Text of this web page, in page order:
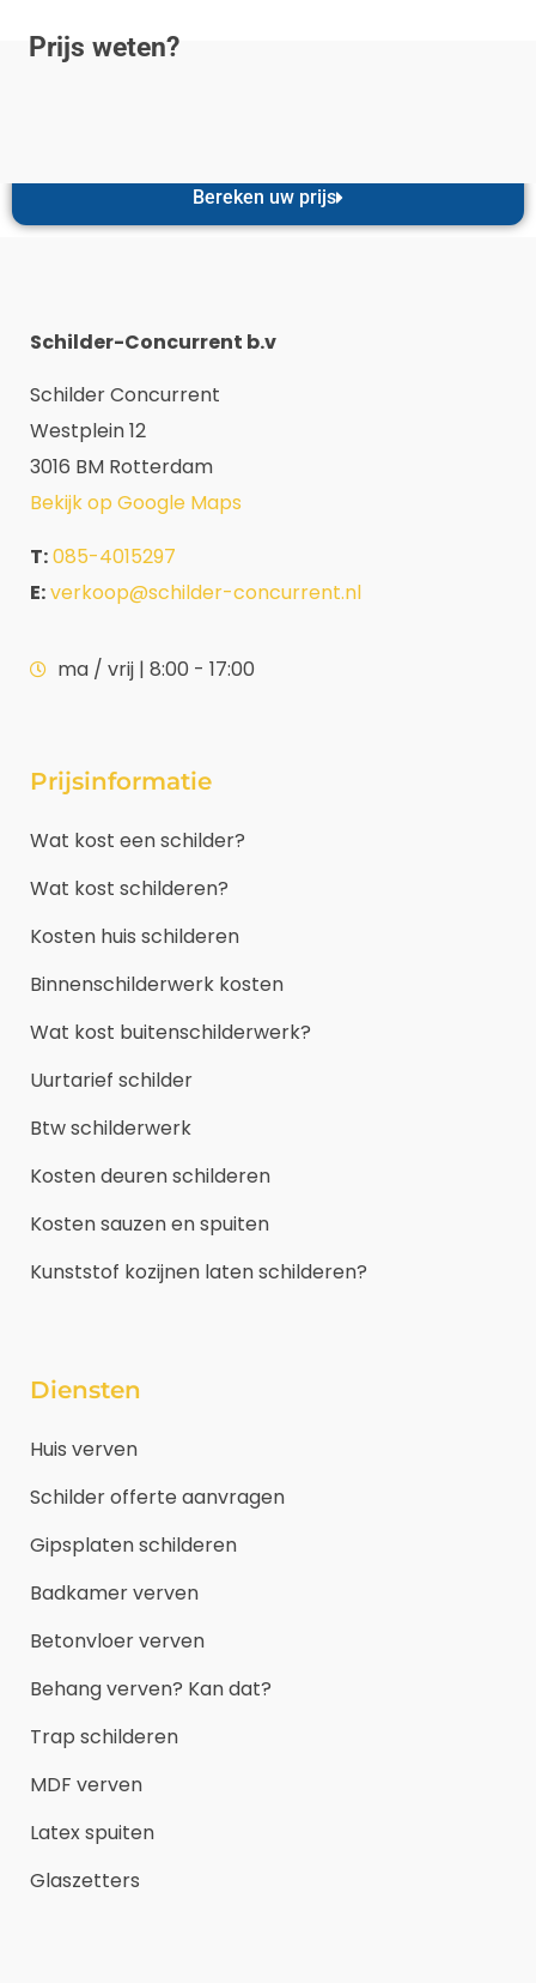
Prijs weten?
Bereken uw prijs
Schilder-Concurrent b.v
Schilder Concurrent
Westplein 12
3016 BM Rotterdam
Bekijk op Google Maps
T:085-4015297
E:verkoop@schilder-concurrent.nl
ma / vrij | 8:00 - 17:00
Prijsinformatie
Wat kost een schilder?
Wat kost schilderen?
Kosten huis schilderen
Binnenschilderwerk kosten
Wat kost buitenschilderwerk?
Uurtarief schilder
Btw schilderwerk
Kosten deuren schilderen
Kosten sauzen en spuiten
Kunststof kozijnen laten schilderen?
Diensten
Huis verven
Schilder offerte aanvragen
Gipsplaten schilderen
Badkamer verven
Betonvloer verven
Behang verven? Kan dat?
Trap schilderen
MDF verven
Latex spuiten
Glaszetters